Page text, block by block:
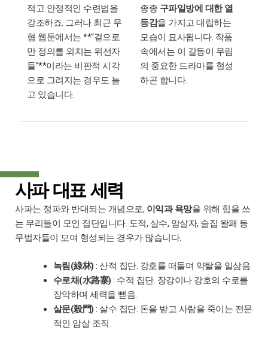
적고 안정적인 수련법을
강조하죠. 그러나 최근 무
협 웹툰에서는 **“겉으로
만 정의를 외치는 위선자
들”**이라는 비판적 시각
으로 그려지는 경우도 늘
고 있습니다.
종종 구파일방에 대한 열
등감을 가지고 대립하는
모습이 묘사됩니다. 작품
속에서는 이 갈등이 무림
의 중요한 드라마를 형성
하곤 합니다.
사파 대표 세력
사파는 정파와 반대되는 개념으로, 이익과 욕망을 위해 힘을 쓰
는 무리들이 모인 집단입니다. 도적, 살수, 암살자, 술집 왈패 등
무법자들이 모여 형성되는 경우가 많습니다.
녹림(綠林) : 산적 집단. 강호를 떠돌며 약탈을 일삼음.
수로채(水路寨) : 수적 집단. 장강이나 강호의 수로를
장악하며 세력을 뻗음.
살문(殺門) : 살수 집단. 돈을 받고 사람을 죽이는 전문
적인 암살 조직.